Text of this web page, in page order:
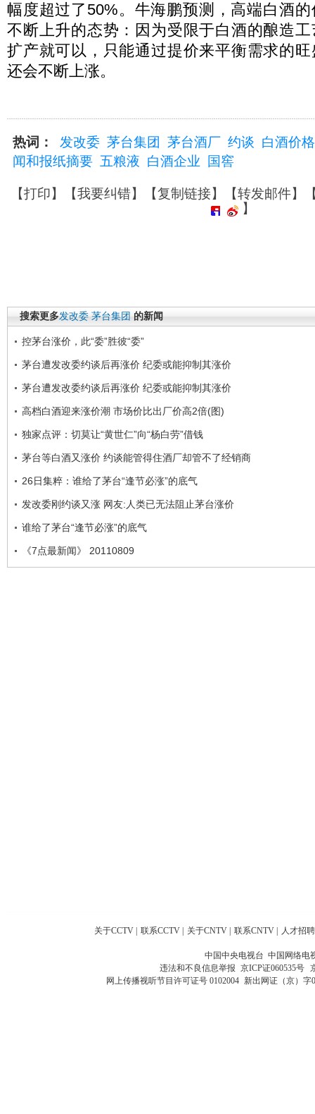
幅度超过了50%。牛海鹏预测，高端白酒
不断上升的态势：因为受限于白酒的酿造
扩产就可以，只能通过提价来平衡需求的
还会不断上涨。
热词： 发改委 茅台集团 茅台酒厂 约谈 白酒价格
闻和报纸摘要 五粮液 白酒企业 国窖
【打印】【我要纠错】【复制链接】【转发邮件】
】
搜索更多发改委 茅台集团 的新闻
控茅台涨价，此“委”胜彼“委”
茅台遭发改委约谈后再涨价 纪委或能抑制其涨价
茅台遭发改委约谈后再涨价 纪委或能抑制其涨价
高档白酒迎来涨价潮 市场价比出厂价高2倍(图)
独家点评：切莫让“黄世仁”向“杨白劳”借钱
茅台等白酒又涨价 约谈能管得住酒厂却管不了经销商
26日集粹：谁给了茅台“逢节必涨”的底气
发改委刚约谈又涨 网友:人类已无法阻止茅台涨价
谁给了茅台“逢节必涨”的底气
《7点最新闻》 20110809
关于CCTV 联系CCTV 关于CNTV 联系CNTV 人才招聘
中国中央电视台 中国网络电
违法和不良信息举报 京ICP证060535号
网上传播视听节目许可证号 0102004 新出网证（京）